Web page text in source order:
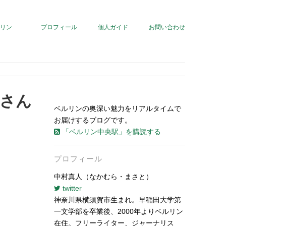
ン プロフィール 個人ガイド お問い合わせ
ん
ベルリンの奥深い魅力をリアルタイムで
お届けするブログです。
「ベルリン中央駅」を購読する
プロフィール
中村真人（なかむら・まさと）
twitter
神奈川県横須賀市生まれ。早稲田大学第
一文学部を卒業後、2000年よりベルリン
在住。フリーライター、ジャーナリス